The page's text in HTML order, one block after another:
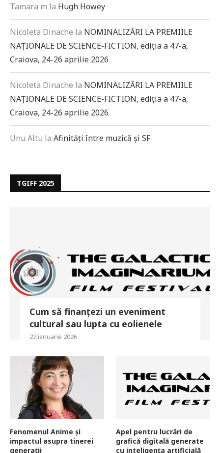
Tamara m la Hugh Howey
Nicoleta Dinache la NOMINALIZĂRI LA PREMIILE
NAȚIONALE DE SCIENCE-FICTION, ediția a 47-a,
Craiova, 24-26 aprilie 2026
Nicoleta Dinache la NOMINALIZĂRI LA PREMIILE
NAȚIONALE DE SCIENCE-FICTION, ediția a 47-a,
Craiova, 24-26 aprilie 2026
Unu Altu la Afinități între muzică și SF
TGIFF 2025
Cum să finanțezi un eveniment
cultural sau lupta cu eolienele
22 ianuarie 2026
Fenomenul Anime și
impactul asupra tinerei
generații
Apel pentru lucrări de
grafică digitală generate
cu inteligența artificială